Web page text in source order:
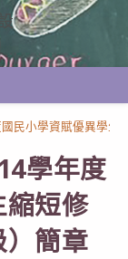
國民小學資賦優異學
學年度
縮短修
簡章